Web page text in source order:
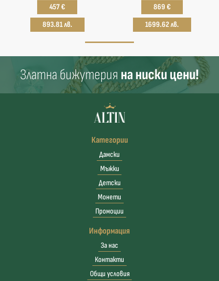
457 €
893.81 лв.
869 €
1699.62 лв.
Златна бижутерия на ниски цени!
Категории
Дамски
Мъжки
Детски
Монети
Промоции
Информация
За нас
Контакти
Общи условия